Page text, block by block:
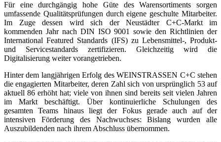
Für eine durchgängig hohe Güte des Warensortiments sorgen
umfassende Qualitätsprüfungen durch eigene geschulte Mitarbeiter.
Im Zuge dessen wird sich der Neustädter C+C-Markt im
kommenden Jahr nach DIN ISO 9001 sowie den Richtlinien der
International Featured Standards (IFS) zu Lebensmittel-, Produkt-
und Service­standards zertifizieren. Gleichzeitig wird die
Digitalisierung weiter vorangetrieben.
Hinter dem langjährigen Erfolg des WEINSTRASSEN C+C stehen
die engagierten Mitarbeiter, deren Zahl sich von ursprünglich 53 auf
aktuell 86 erhöht hat; viele von ihnen sind bereits seit vielen Jahren
im Markt beschäftigt. Über kontinuierliche Schulungen des
gesamten Teams hinaus liegt der Fokus gerade auch auf der
intensiven Förderung des Nachwuchses: Bislang wurden alle
Auszubildenden nach ihrem Abschluss übernommen.